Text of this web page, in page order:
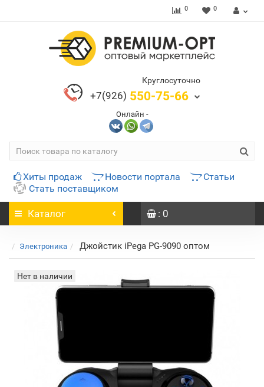
0 0
Круглосуточно
+7(926) 550-75-66
Онлайн -
Хиты продаж Новости портала
Статьи
Стать поставщиком
Каталог : 0
Электроника Джойстик iPega PG-9090 оптом
Нет в наличии